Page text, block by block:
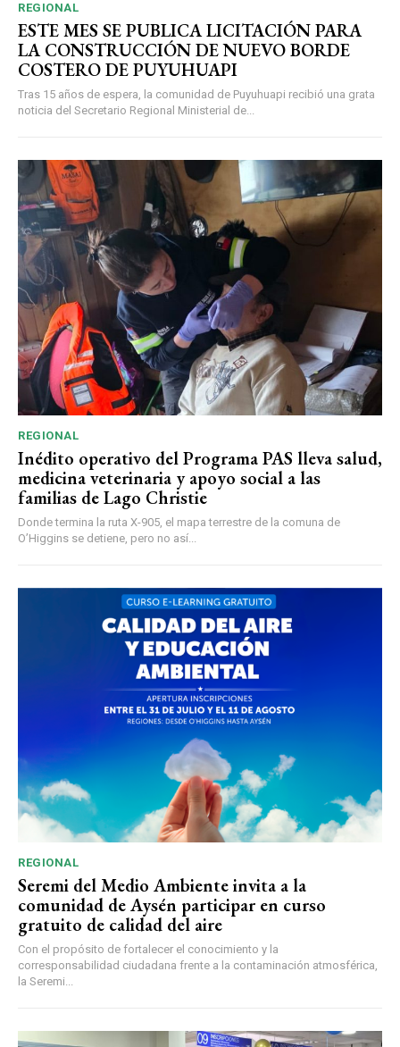
REGIONAL
ESTE MES SE PUBLICA LICITACIÓN PARA
LA CONSTRUCCIÓN DE NUEVO BORDE
COSTERO DE PUYUHUAPI
Tras 15 años de espera, la comunidad de Puyuhuapi recibió una grata
noticia del Secretario Regional Ministerial de...
REGIONAL
Inédito operativo del Programa PAS lleva salud,
medicina veterinaria y apoyo social a las
familias de Lago Christie
Donde termina la ruta X-905, el mapa terrestre de la comuna de
O’Higgins se detiene, pero no así...
REGIONAL
Seremi del Medio Ambiente invita a la
comunidad de Aysén participar en curso
gratuito de calidad del aire
Con el propósito de fortalecer el conocimiento y la
corresponsabilidad ciudadana frente a la contaminación atmosférica,
la Seremi...